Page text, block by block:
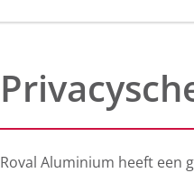
Roval Aluminium heeft een